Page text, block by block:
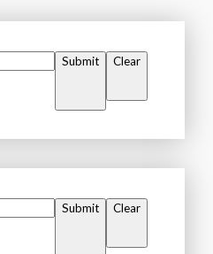
Submit Clear
Submit Clear